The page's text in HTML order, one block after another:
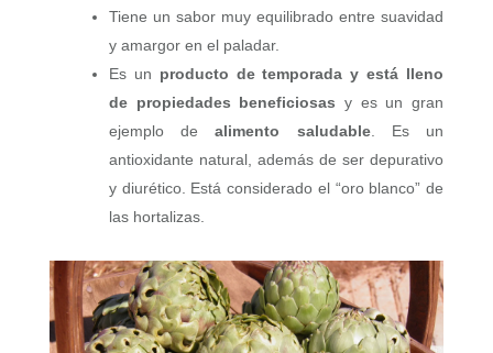
Tiene un sabor muy equilibrado entre suavidad
y amargor en el paladar.
Es un producto de temporada y está lleno
de propiedades beneficiosas y es un gran
ejemplo dealimento saludable. Es un
antioxidante natural, además de ser depurativo
y diurético. Está considerado el “oro blanco” de
las hortalizas.